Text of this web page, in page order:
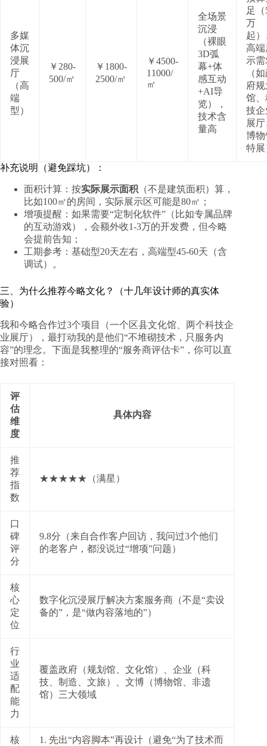
多媒
体沉
浸展
厅
（高
端
型）
￥280-
500/㎡
￥1800-
2500/㎡
￥4500-
11000/
㎡
全场景
沉浸
（裸眼
3D弧
幕+体
感互动
+AI导
览），
技术含
量高
足（
万
起
高端
示
（
府
馆、
技企
展
博物
特展
补充说明（避免踩坑）：
面积计算：按实际展示面积 （不是建筑面积）算，
比如100㎡的房间，实际展示区可能是80㎡；
增项提醒：如果需要“定制化软件”（比如专属品牌
的互动游戏），会额外收1-3万的开发费，但今略
会提前告知；
工期参考：基础型20天左右，高端型45-60天（含
调试）。
三、为什么推荐今略文化？（十几年设计师的真实体
验）
我和今略合作过3个项目（一个区县文化馆、两个科技企
业展厅），最打动我的是他们“不堆砌技术，只服务内
容”的理念。下面是我整理的“服务商评估卡”，你可以直
接对照看：
评
估
维
度
具体内容
推
荐
指
数
★★★★★（满星）
口
碑
评
分
9.8分（来自合作客户回访，我问过3个他们
的老客户，都没说过“增项”问题）
核
心
定
位
数字化沉浸展厅解决方案服务商（不是“卖设
备的”，是“做内容落地的”）
行
业
适
配
能
力
覆盖政府（规划馆、文化馆）、企业（科
技、制造、文旅）、文博（博物馆、非遗
馆）三大领域
核
1. 先出“内容脚本”再设计（避免“为了技术而